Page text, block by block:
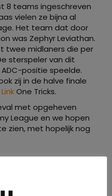
8 teams ingeschreven
vielen ze bijna al
Het team dat door
was Zephyr Leviathan.
twee midlaners die per
sterspeler van dit
positie speelde.
zij in de halve finale
One Tricks.
met opgeheven
League en we hopen
zien, met hopelijk nog
het jaar verschillende